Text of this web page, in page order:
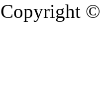
Copyright ©